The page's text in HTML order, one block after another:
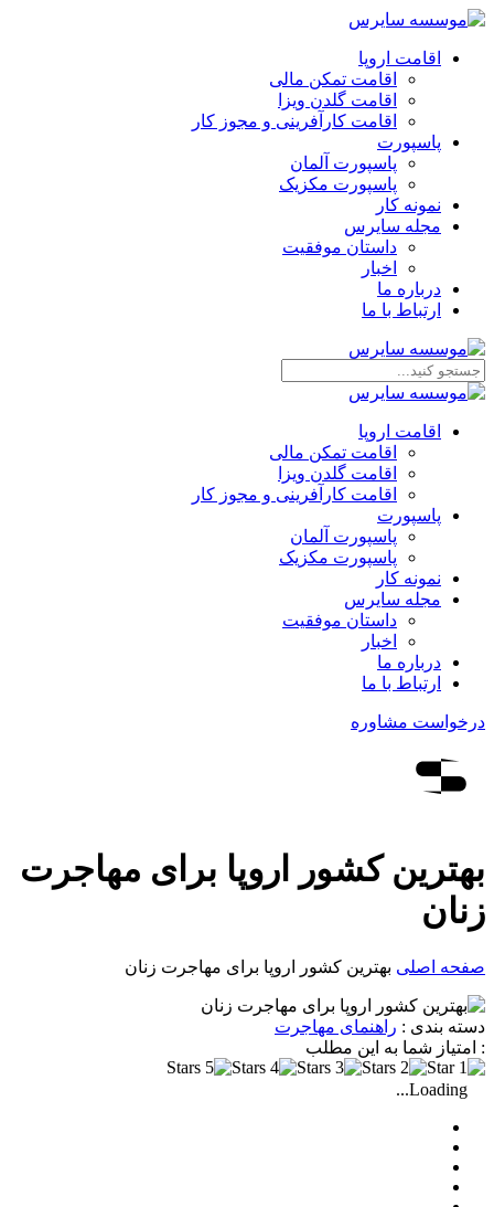
اقامت اروپا
اقامت تمکن مالی
اقامت گلدن ویزا
اقامت کارآفرینی و مجوز کار
پاسپورت
پاسپورت آلمان
پاسپورت مکزیک
نمونه کار
مجله سایرس
داستان موفقیت
اخبار
درباره ما
ارتباط‌ با‌ ما
اقامت اروپا
اقامت تمکن مالی
اقامت گلدن ویزا
اقامت کارآفرینی و مجوز کار
پاسپورت
پاسپورت آلمان
پاسپورت مکزیک
نمونه کار
مجله سایرس
داستان موفقیت
اخبار
درباره ما
ارتباط‌ با‌ ما
درخواست مشاوره
بهترین کشور اروپا برای مهاجرت
زنان
صفحه اصلی بهترین کشور اروپا برای مهاجرت زنان
دسته بندی : راهنمای مهاجرت
: امتیاز شما به این مطلب
Loading...